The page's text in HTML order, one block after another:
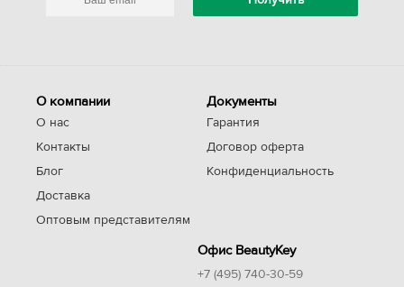
О компании
О нас
Контакты
Блог
Доставка
Оптовым представителям
Документы
Гарантия
Договор оферта
Конфиденциальность
Офис BeautyKey
+7 (495) 740-30-59